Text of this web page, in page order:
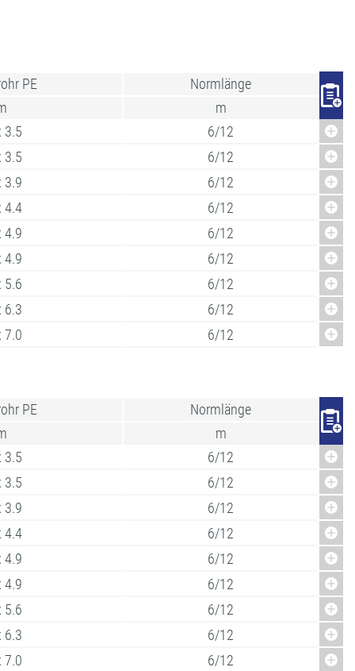
PE
Normlänge
m
3.5
6/12
3.5
6/12
3.9
6/12
4.4
6/12
4.9
6/12
4.9
6/12
5.6
6/12
6.3
6/12
7.0
6/12
PE
Normlänge
m
3.5
6/12
3.5
6/12
3.9
6/12
4.4
6/12
4.9
6/12
4.9
6/12
5.6
6/12
6.3
6/12
7.0
6/12